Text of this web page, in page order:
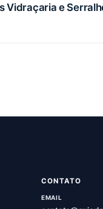
Vidraçaria e
CONTATO
EMAIL